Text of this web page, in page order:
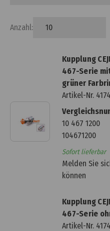
Anzahl:
Kupplung
467-Serie
grüner
Artikel-Nr.
10 467 1200
104671200
Sofort lieferbar
Melden Sie
können
Kupplung
467-Serie
Artikel-Nr.